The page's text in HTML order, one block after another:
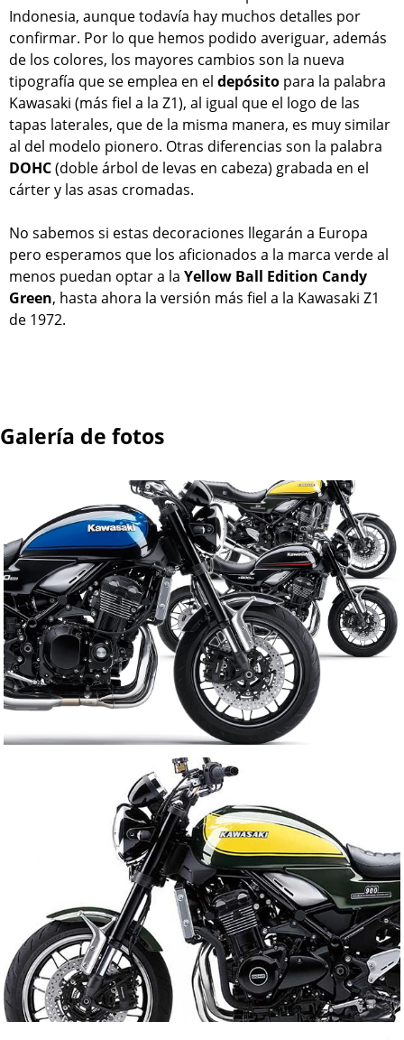
Indonesia, aunque todavía hay muchos detalles por
confirmar. Por lo que hemos podido averiguar, además
de los colores, los mayores cambios son la nueva
tipografía que se emplea en el depósito para la palabra
Kawasaki (más fiel a la Z1), al igual que el logo de las
tapas laterales, que de la misma manera, es muy similar
al del modelo pionero. Otras diferencias son la palabra
DOHC(doble árbol de levas en cabeza) grabada en el
cárter y las asas cromadas.
No sabemos si estas decoraciones llegarán a Europa
pero esperamos que los aficionados a la marca verde al
menos puedan optar a la Yellow Ball Edition Candy
Green, hasta ahora la versión más fiel a la Kawasaki Z1
de 1972.
Galería de fotos